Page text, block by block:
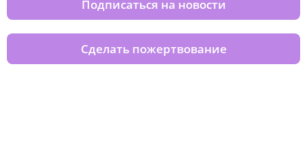
Подписаться на новости
Сделать пожертвование